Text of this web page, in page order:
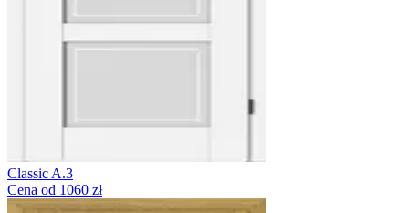
Classic A.3
Cena od 1060 zł